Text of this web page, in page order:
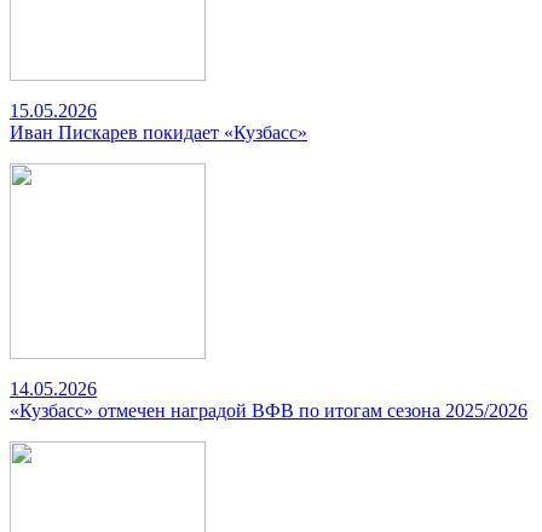
15.05.2026
Иван Пискарев покидает «Кузбасс»
14.05.2026
«Кузбасс» отмечен наградой ВФВ по итогам сезона 2025/2026